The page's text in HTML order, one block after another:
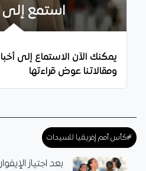
استمع
يمكنك الآن الاستماع إلى
ومقالاتنا عوض قراءتها
#كأس أمم إفريقيا للسيدات
بعد اجتياز